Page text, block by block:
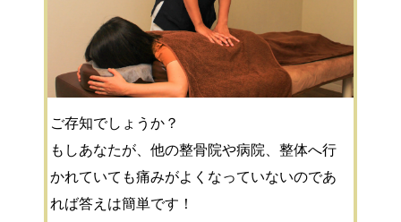
ご存知でしょうか？
もしあなたが、他の整骨院や病院、整体へ行
かれていても痛みがよくなっていないのであ
れば答えは簡単です！